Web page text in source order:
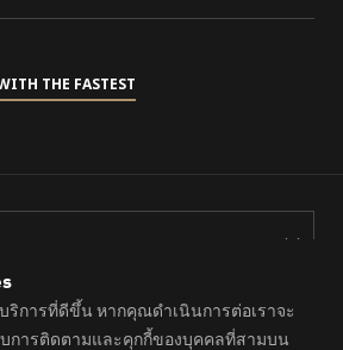
THE FASTEST
Co., Ltd.,2026. All Rights Reserved.